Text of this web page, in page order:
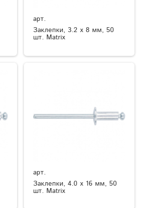
арт.
Заклепки, 3.2 х 8 мм, 50
шт. Matrix
арт.
Заклепки, 4.0 х 16 мм, 50
шт. Matrix